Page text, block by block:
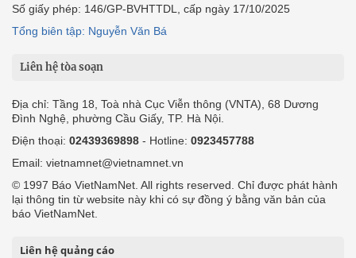
Số giấy phép: 146/GP-BVHTTDL, cấp ngày 17/10/2025
Tổng biên tập: Nguyễn Văn Bá
Liên hệ tòa soạn
Địa chỉ: Tầng 18, Toà nhà Cục Viễn thông (VNTA), 68 Dương
Đình Nghệ, phường Cầu Giấy, TP. Hà Nội.
Điện thoại: 02439369898 - Hotline: 0923457788
Email: vietnamnet@vietnamnet.vn
© 1997 Báo VietNamNet. All rights reserved. Chỉ được phát hành
lại thông tin từ website này khi có sự đồng ý bằng văn bản của
báo VietNamNet.
Liên hệ quảng cáo